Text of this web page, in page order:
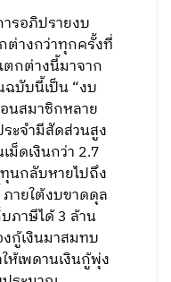
รอภิปรายงบ
างกว่าทุกครั้งที่
ตกต่างนี้มาจาก
บับนี้เป็น “งบ
นสมาชิกหลาย
ระจำมีสัดส่วนสูง
ม็ดเงินกว่า 2.7
นกลับหายไปถึง
ายใต้งบขาดดุล
ภาษีได้ 3 ล้าน
กู้เงินมาสมทบ
ห้เพดานเงินกู้พุ่ง